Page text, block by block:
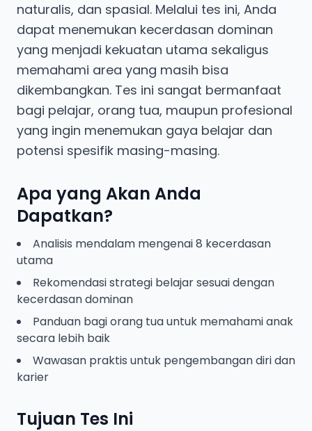
naturalis, dan spasial. Melalui tes ini, Anda
dapat menemukan kecerdasan dominan
yang menjadi kekuatan utama sekaligus
memahami area yang masih bisa
dikembangkan. Tes ini sangat bermanfaat
bagi pelajar, orang tua, maupun profesional
yang ingin menemukan gaya belajar dan
Apa yang Akan Anda
Dapatkan?
Analisis mendalam mengenai 8 kecerdasan
utama
Rekomendasi strategi belajar sesuai dengan
kecerdasan dominan
Panduan bagi orang tua untuk memahami anak
secara lebih baik
Wawasan praktis untuk pengembangan diri dan
karier
Tujuan Tes Ini